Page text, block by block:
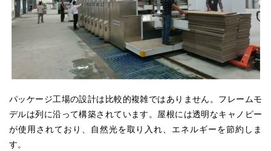
パッケージ工場の設計は比較的複雑ではありません。フレームモ
デルは列に沿って構築されています。 屋根には透明なキャノピー
が使用されており、自然光を取り入れ、エネルギーを節約しま
す。